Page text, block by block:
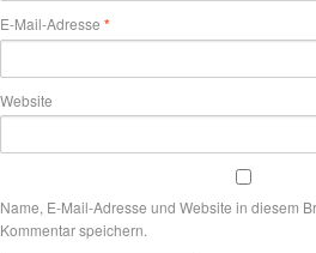
E-Mail-Adresse *
Website
Name, E-Mail-Adresse und Website in diesem
Kommentar speichern.